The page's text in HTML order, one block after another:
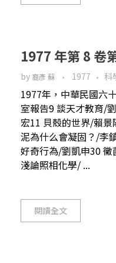
1977 年第 8 卷
by 裔彥 蘇 1977 科
1977年，中華民國六
室報告9 談天才教育/
宏11 貝殼的世界/賴
泥為什么會凝固？/
好奇行為/劉凱申30
淺論照相化學/ ...
閱讀全文